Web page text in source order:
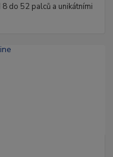
do 52 palců a unikátními